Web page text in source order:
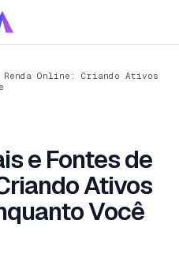
Online: Criando Ativos
e Fontes de
Ativos
Você